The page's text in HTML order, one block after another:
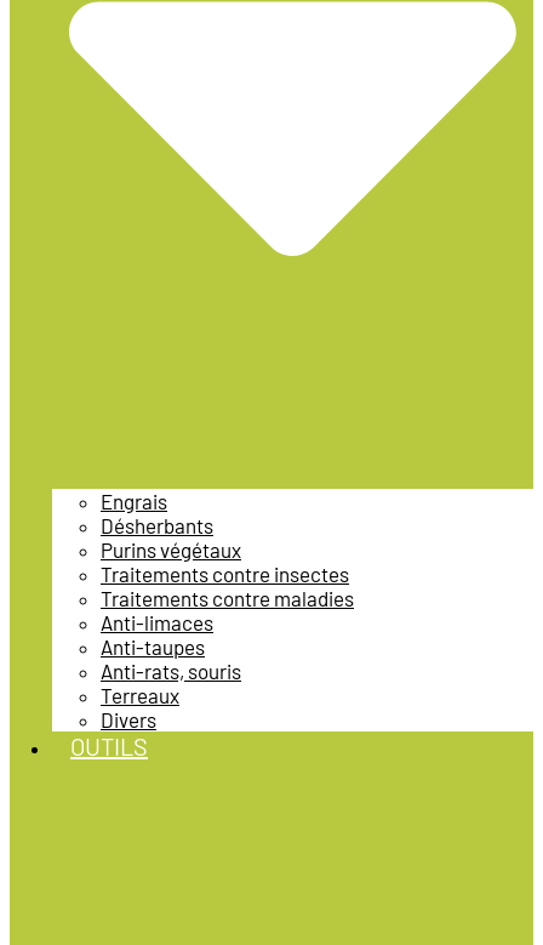
Engrais
Désherbants
Purins végétaux
Traitements contre insectes
Traitements contre maladies
Anti-limaces
Anti-taupes
Anti-rats, souris
Terreaux
Divers
OUTILS